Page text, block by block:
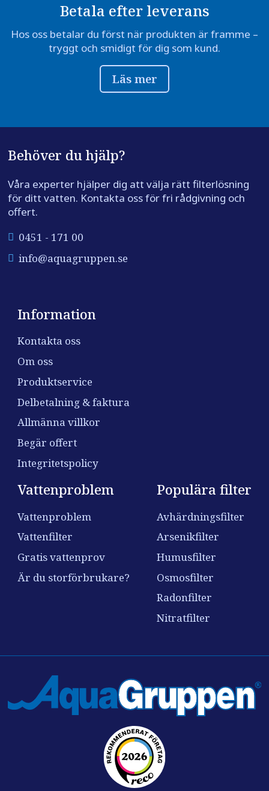
Betala efter leverans
Hos oss betalar du först när produkten är framme –
tryggt och smidigt för dig som kund.
Läs mer
Behöver du hjälp?
Våra experter hjälper dig att välja rätt filterlösning
för ditt vatten. Kontakta oss för fri rådgivning och
offert.
0451 - 171 00
info@aquagruppen.se
Information
Kontakta oss
Om oss
Produktservice
Delbetalning & faktura
Allmänna villkor
Begär offert
Integritetspolicy
Vattenproblem
Vattenproblem
Vattenfilter
Gratis vattenprov
Är du storförbrukare?
Populära filter
Avhärdningsfilter
Arsenikfilter
Humusfilter
Osmosfilter
Radonfilter
Nitratfilter